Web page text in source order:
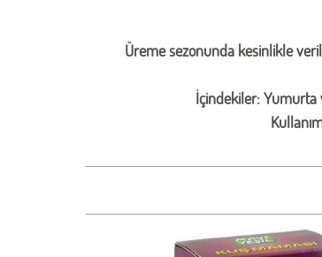
Üreme sezonunda kesinlikle
İçindekiler: